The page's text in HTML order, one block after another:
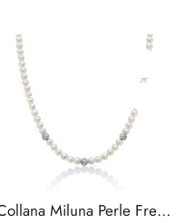
Collana Miluna Perle Fresh Water con Centrale Oro 18k